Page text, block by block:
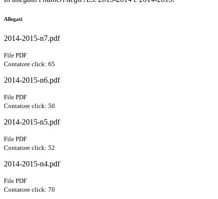
Allegati
2014-2015-n7.pdf
File PDF
Contatore click: 65
2014-2015-n6.pdf
File PDF
Contatore click: 50
2014-2015-n5.pdf
File PDF
Contatore click: 52
2014-2015-n4.pdf
File PDF
Contatore click: 70